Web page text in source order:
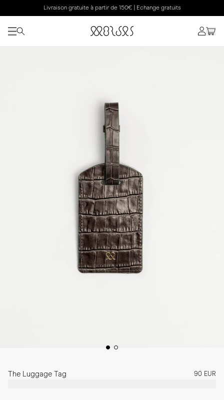
Livraison gratuite à partir de 150€ | Echange gratuits
The Luggage Tag 90 EUR